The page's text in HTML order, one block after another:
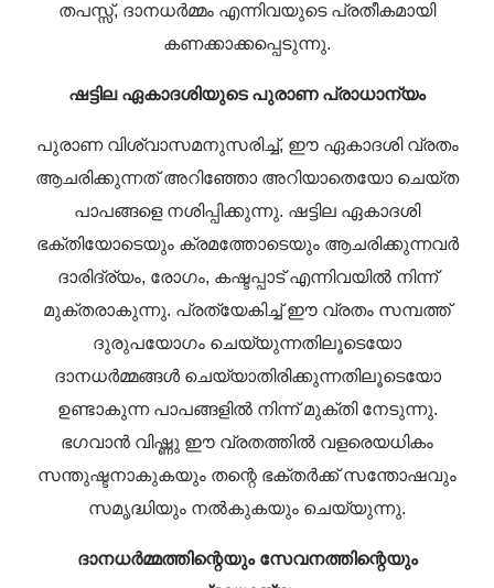
തപസ്സ്, ദാനധർമ്മം എന്നിവയുടെ പ്രതീകമായി
കണക്കാക്കപ്പെടുന്നു.
ഷട്ടില ഏകാദശിയുടെ പുരാണ പ്രാധാന്യം
പുരാണ വിശ്വാസമനുസരിച്ച്, ഈ ഏകാദശി വ്രതം
ആചരിക്കുന്നത് അറിഞ്ഞോ അറിയാതെയോ ചെയ്ത
പാപങ്ങളെ നശിപ്പിക്കുന്നു. ഷട്ടില ഏകാദശി
ഭക്തിയോടെയും ക്രമത്തോടെയും ആചരിക്കുന്നവർ
ദാരിദ്ര്യം, രോഗം, കഷ്ടപ്പാട് എന്നിവയിൽ നിന്ന്
മുക്തരാകുന്നു. പ്രത്യേകിച്ച് ഈ വ്രതം സമ്പത്ത്
ദുരുപയോഗം ചെയ്യുന്നതിലൂടെയോ
ദാനധർമ്മങ്ങൾ ചെയ്യാതിരിക്കുന്നതിലൂടെയോ
ഉണ്ടാകുന്ന പാപങ്ങളിൽ നിന്ന് മുക്തി നേടുന്നു.
ഭഗവാൻ വിഷ്ണു ഈ വ്രതത്തിൽ വളരെയധികം
സന്തുഷ്ടനാകുകയും തന്റെ ഭക്തർക്ക് സന്തോഷവും
സമൃദ്ധിയും നൽകുകയും ചെയ്യുന്നു.
ദാനധർമ്മത്തിന്റെയും സേവനത്തിന്റെയും